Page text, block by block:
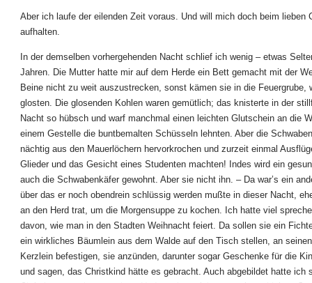
Aber ich laufe der eilenden Zeit voraus. Und will mich doch beim lieben
aufhalten.
In der demselben vorhergehenden Nacht schlief ich wenig – etwas
Jahren. Die Mutter hatte mir auf dem Herde ein Bett gemacht mit der
Beine nicht zu weit auszustrecken, sonst kämen sie in die Feuergrube,
glosten. Die glosenden Kohlen waren gemütlich; das knisterte in der
Nacht so hübsch und warf manchmal einen leichten Glutschein an die
einem Gestelle die buntbemalten Schüsseln lehnten. Aber die
nächtig aus den Mauerlöchern hervorkrochen und zurzeit einmal
Glieder und das Gesicht eines Studenten machten! Indes wird ein
auch die Schwabenkäfer gewohnt. Aber sie nicht ihn. – Da war’s ein
über das er noch obendrein schlüssig werden mußte in dieser Nacht,
an den Herd trat, um die Morgensuppe zu kochen. Ich hatte viel
davon, wie man in den Stadten Weihnacht feiert. Da sollen sie ein
ein wirkliches Bäumlein aus dem Walde auf den Tisch stellen, an
Kerzlein befestigen, sie anzünden, darunter sogar Geschenke für die
und sagen, das Christkind hätte es gebracht. Auch abgebildet hatte ich